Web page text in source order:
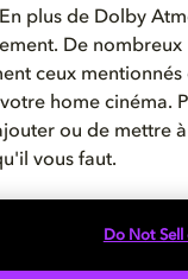
plus de Dolby
De nombreux
ceux mentionnés
home cinéma.
ou de mettre à
vous faut.
de tester votre
ultime, vous
Do Not